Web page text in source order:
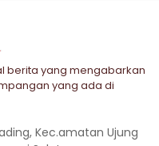
berita yang mengabarkan
yang ada di
Kec.amatan Ujung